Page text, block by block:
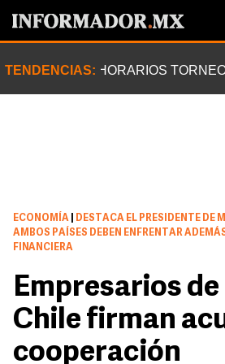
TENDENCIAS: HORARIOS
ECONOMÍA
DESTACA EL PRESIDENTE DE
AMBOS PAÍSES DEBEN ENFRENTAR
FINANCIERA
Empresarios
Chile firman
cooperación